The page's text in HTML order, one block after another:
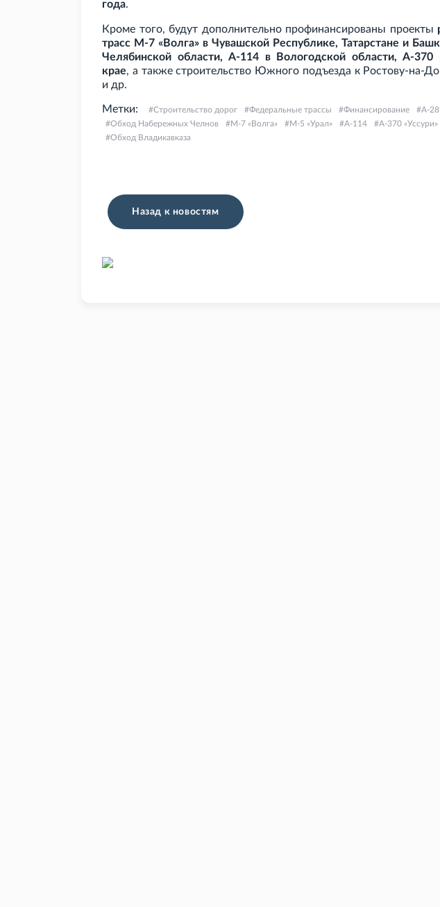
года.
Кроме того, будут дополнительно профинансированы проекты
трасс М-7 «Волга» в Чувашской Республике, Татарстане и
Челябинской области, А-114 в Вологодской области, А-370
крае, а также строительство Южного подъезда к Ростову-на-
и др.
Метки: Строительство дорог Федеральные трассы Финансирование А-
Обход Набережных Челнов
М-7 «Волга» М-5 «Урал» А-114 А-370 «Уссури»
Обход Владикавказа
Назад к новостям